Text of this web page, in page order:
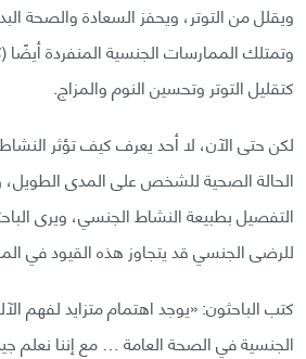
ويقلل من التوتر، ويحفز السعادة والصحة
وتمتلك الممارسات الجنسية المنفردة أيضًا
كتقليل التوتر وتحسين النوم والمزاج.
لكن حتى الآن، لا أحد يعرف كيف تؤثر
الحالة الصحية للشخص على المدى الطويل،
التفصيل بطبيعة النشاط الجنسي، ويرى
للرضى الجنسي قد يتجاوز هذه القيود في
كتب الباحثون: «يوجد اهتمام متزايد لفهم
الجنسية في الصحة العامة … مع إننا نعلم